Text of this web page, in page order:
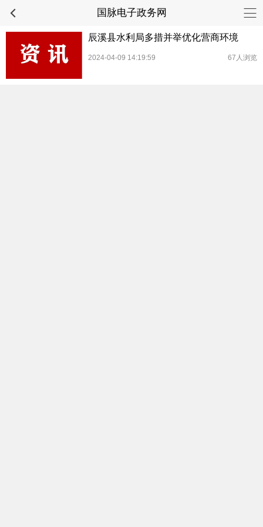
国脉电子政务网
辰溪县水利局多措并举优化营商环境
2024-04-09 14:19:59 67人浏览